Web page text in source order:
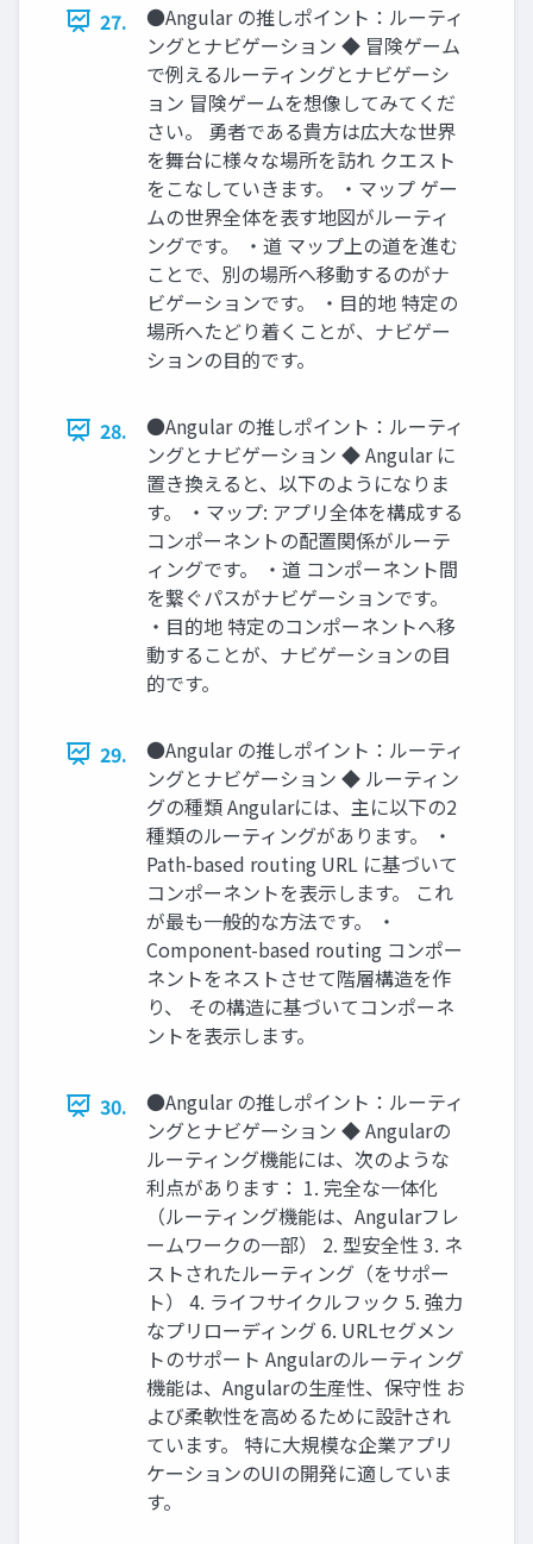
27.
●Angular の推しポイント：ルーティ
ングとナビゲーション ◆ 冒険ゲーム
で例えるルーティングとナビゲーシ
ョン 冒険ゲームを想像してみてくだ
さい。 勇者である貴方は広大な世界
を舞台に様々な場所を訪れ クエスト
をこなしていきます。 ・マップ ゲー
ムの世界全体を表す地図がルーティ
ングです。 ・道 マップ上の道を進む
ことで、別の場所へ移動するのがナ
ビゲーションです。 ・目的地 特定の
場所へたどり着くことが、ナビゲー
ションの目的です。
28.
●Angular の推しポイント：ルーティ
ングとナビゲーション ◆ Angular に
置き換えると、以下のようになりま
す。 ・マップ: アプリ全体を構成する
コンポーネントの配置関係がルーテ
ィングです。 ・道 コンポーネント間
を繋ぐパスがナビゲーションです。
・目的地 特定のコンポーネントへ移
動することが、ナビゲーションの目
的です。
29.
●Angular の推しポイント：ルーティ
ングとナビゲーション ◆ ルーティン
グの種類 Angularには、主に以下の2
種類のルーティングがあります。 ・
Path-based routing URL に基づいて
コンポーネントを表示します。 これ
が最も一般的な方法です。 ・
Component-based routing コンポー
ネントをネストさせて階層構造を作
り、 その構造に基づいてコンポーネ
ントを表示します。
30.
●Angular の推しポイント：ルーティ
ングとナビゲーション ◆ Angularの
ルーティング機能には、次のような
利点があります： 1. 完全な一体化
（ルーティング機能は、Angularフレ
ームワークの一部） 2. 型安全性 3. ネ
ストされたルーティング（をサポー
ト） 4. ライフサイクルフック 5. 強力
なプリローディング 6. URLセグメン
トのサポート Angularのルーティング
機能は、Angularの生産性、保守性 お
よび柔軟性を高めるために設計され
ています。 特に大規模な企業アプリ
ケーションのUIの開発に適していま
す。